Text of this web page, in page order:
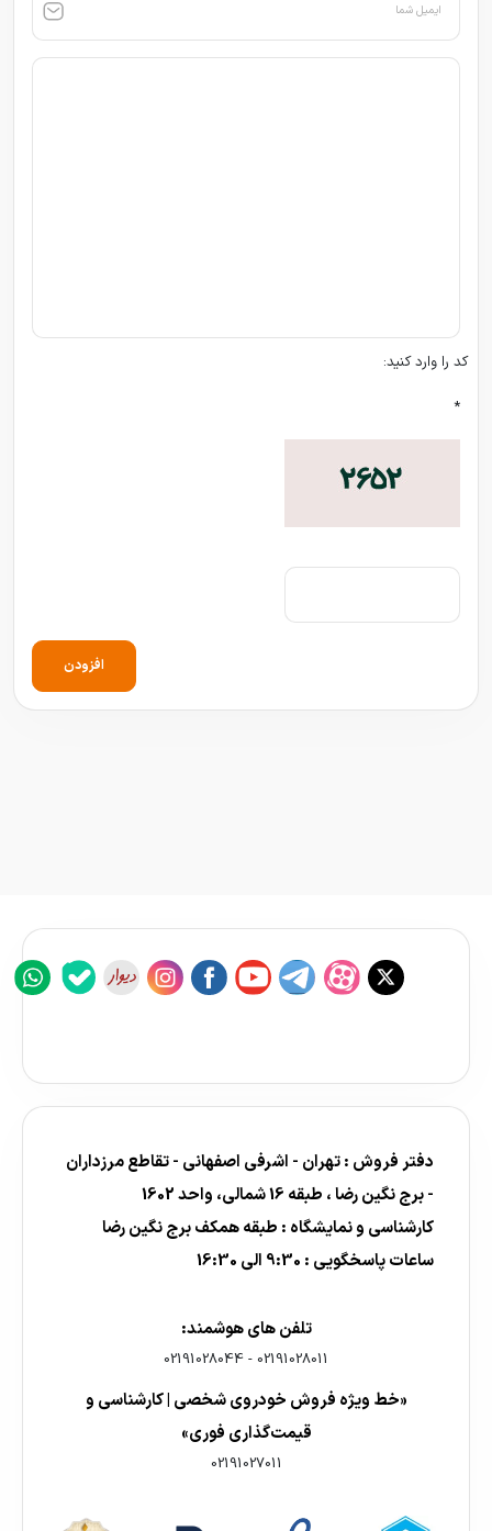
ایمیل شما
کد را وارد کنید:
*
افزودن
دفتر فروش : تهران - اشرفی اصفهانی - تقاطع مرزداران
- برج نگین رضا ، طبقه 16 شمالی، واحد 1602
کارشناسی و نمایشگاه : طبقه همکف برج نگین رضا
ساعات پاسخگویی : 9:30 الی 16:30
تلفن های هوشمند:
02191028011
-
02191028044
«خط ویژه فروش خودروی شخصی | کارشناسی و
قیمت‌گذاری فوری»
02191027011